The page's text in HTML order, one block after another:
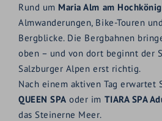
Rund um Maria Alm am Hochkönig
Almwanderungen, Bike-Touren
Bergblicke. Die Bergbahnen
oben – und von dort beginnt der
Salzburger Alpen erst richtig.
Nach einem aktiven Tag erwartet
QUEEN SPA oder im TIARA SPA
das Steinerne Meer.